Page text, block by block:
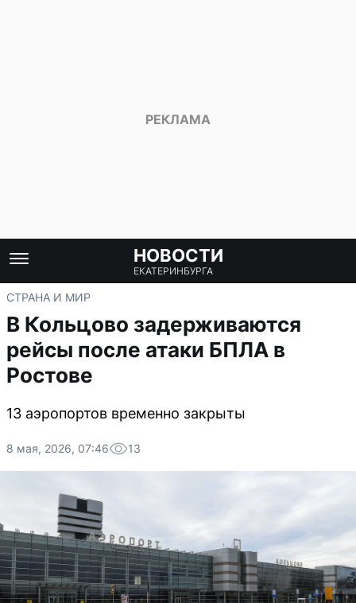
НОВОСТИ
ЕКАТЕРИНБУРГА
СТРАНА И МИР
В Кольцово задерживаются
рейсы после атаки БПЛА в
Ростове
13 аэропортов временно закрыты
8 мая, 2026, 07:46 13